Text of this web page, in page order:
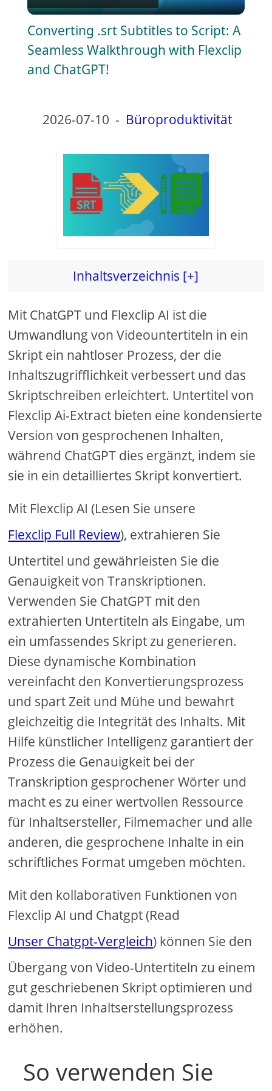
l
a
V
i
d
e
Converting .srt Subtitles to Script: A
Seamless Walkthrough with Flexclip
and ChatGPT!
2026-07-10 - Büroproduktivität
Inhaltsverzeichnis [+]
Mit ChatGPT und Flexclip AI ist die
Umwandlung von Videountertiteln in ein
Skript ein nahtloser Prozess, der die
Inhaltszugrifflichkeit verbessert und das
Skriptschreiben erleichtert. Untertitel von
Flexclip Ai-Extract bieten eine kondensierte
Version von gesprochenen Inhalten,
während ChatGPT dies ergänzt, indem sie
sie in ein detailliertes Skript konvertiert.
Mit Flexclip AI (Lesen Sie unsere
Flexclip Full Review), extrahieren Sie
Untertitel und gewährleisten Sie die
Genauigkeit von Transkriptionen.
Verwenden Sie ChatGPT mit den
extrahierten Untertiteln als Eingabe, um
ein umfassendes Skript zu generieren.
Diese dynamische Kombination
vereinfacht den Konvertierungsprozess
und spart Zeit und Mühe und bewahrt
gleichzeitig die Integrität des Inhalts. Mit
Hilfe künstlicher Intelligenz garantiert der
Prozess die Genauigkeit bei der
Transkription gesprochener Wörter und
macht es zu einer wertvollen Ressource
für Inhaltsersteller, Filmemacher und alle
anderen, die gesprochene Inhalte in ein
schriftliches Format umgeben möchten.
Mit den kollaborativen Funktionen von
Flexclip AI und Chatgpt (Read
Unser Chatgpt-Vergleich) können Sie den
Übergang von Video-Untertiteln zu einem
gut geschriebenen Skript optimieren und
damit Ihren Inhaltserstellungsprozess
erhöhen.
So verwenden Sie